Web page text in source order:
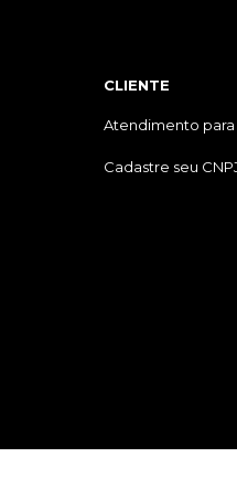
CLIENTE
Atendimento para
Cadastre seu